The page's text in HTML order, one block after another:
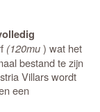
(120mu) wat het
bestand te zijn
Villars wordt
een